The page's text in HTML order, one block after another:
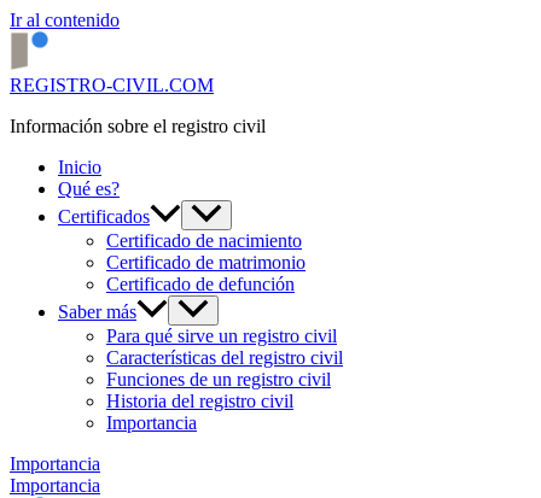
Ir al contenido
REGISTRO-CIVIL.COM
Información sobre el registro civil
Inicio
Qué es?
Certificados
Certificado de nacimiento
Certificado de matrimonio
Certificado de defunción
Saber más
Para qué sirve un registro civil
Características del registro civil
Funciones de un registro civil
Historia del registro civil
Importancia
Importancia
Importancia